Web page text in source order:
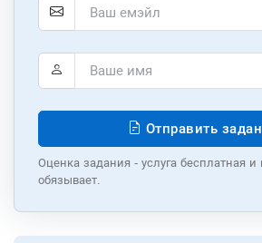
Отправить
Оценка задания - услуга бесплатная
обязывает.